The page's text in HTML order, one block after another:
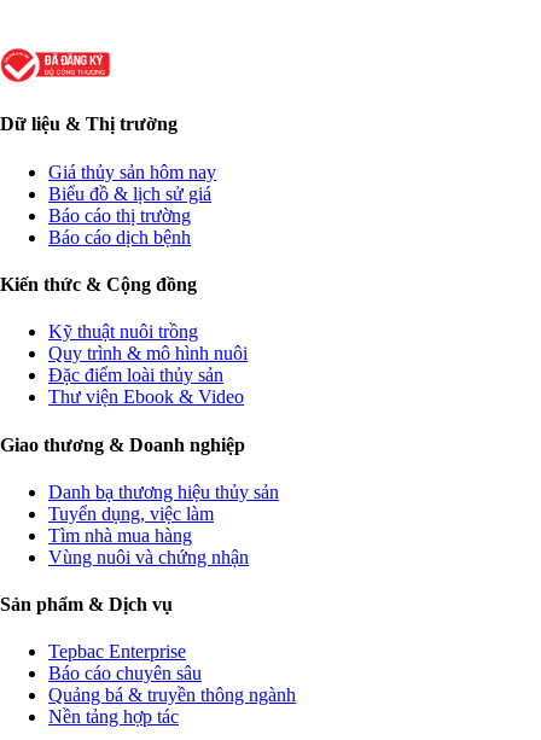
Dữ liệu & Thị trường
Giá thủy sản hôm nay
Biểu đồ & lịch sử giá
Báo cáo thị trường
Báo cáo dịch bệnh
Kiến thức & Cộng đồng
Kỹ thuật nuôi trồng
Quy trình & mô hình nuôi
Đặc điểm loài thủy sản
Thư viện Ebook & Video
Giao thương & Doanh nghiệp
Danh bạ thương hiệu thủy sản
Tuyển dụng, việc làm
Tìm nhà mua hàng
Vùng nuôi và chứng nhận
Sản phẩm & Dịch vụ
Tepbac Enterprise
Báo cáo chuyên sâu
Quảng bá & truyền thông ngành
Nền tảng hợp tác